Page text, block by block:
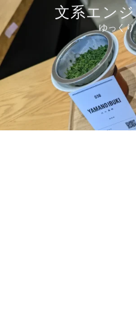
テ
ツ
へ
ス
ッ
プ
文系エン
ゆっく